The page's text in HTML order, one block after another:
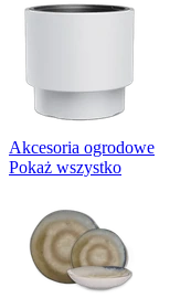
Akcesoria ogrodowe
Pokaż wszystko